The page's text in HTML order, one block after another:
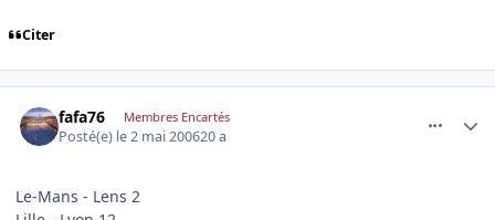
Citer
fafa76 Membres Encartés
Posté(e) le 2 mai 200620 a
Le-Mans - Lens 2